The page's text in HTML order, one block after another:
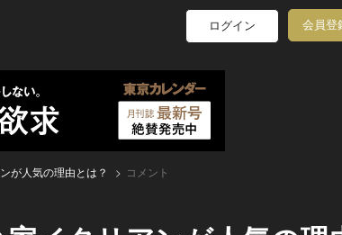
ログイン 会員登
が人気の理由とは？ コメント